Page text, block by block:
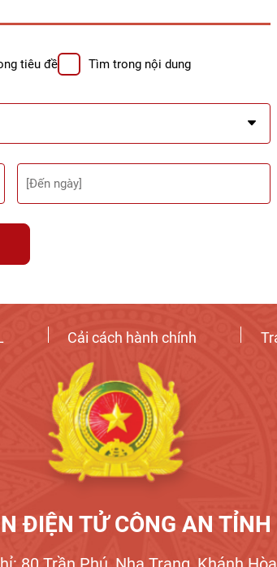
tiêu đề Tìm trong nội dung
ĐIỆN TỬ CÔNG AN
Cải cách hành chính